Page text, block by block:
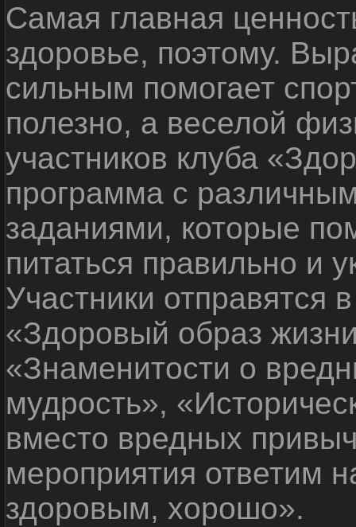
Самая главная
здоровье, поэтому.
сильным помогает
полезно, а веселой
участников клуба
программа с
заданиями, которые
питаться правильно и
Участники отправятся
«Здоровый образ
«Знаменитости о
мудрость»,
вместо вредных
мероприятия ответим
здоровым, хорошо».